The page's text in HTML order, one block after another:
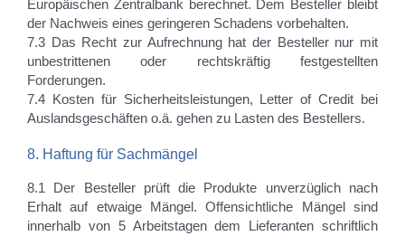
Europäischen Zentralbank berechnet. Dem Besteller bleibt
der Nachweis eines geringeren Schadens vorbehalten.
7.3 Das Recht zur Aufrechnung hat der Besteller nur mit
unbestrittenen oder rechtskräftig festgestellten
Forderungen.
7.4 Kosten für Sicherheitsleistungen, Letter of Credit bei
Auslandsgeschäften o.ä. gehen zu Lasten des Bestellers.
8. Haftung für Sachmängel
8.1 Der Besteller prüft die Produkte unverzüglich nach
Erhalt auf etwaige Mängel. Offensichtliche Mängel sind
innerhalb von 5 Arbeitstagen dem Lieferanten schriftlich